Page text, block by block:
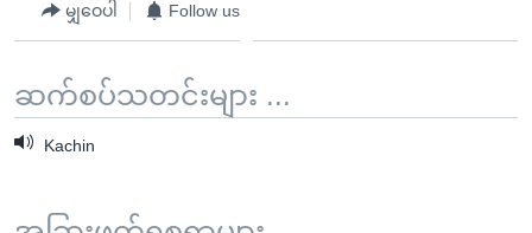
မျှဝေပါ Follow us
ဆက်စပ်သတင်းများ ...
Kachin